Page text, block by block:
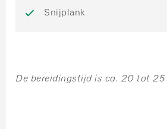
Snijplank
De bereidingstijd is ca. 20 tot 25